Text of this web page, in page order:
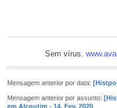
Sem vírus.
Mensagem anterior por data:
Mensagem anterior por assunto:
em Alcoutim - 14. Fev. 2020